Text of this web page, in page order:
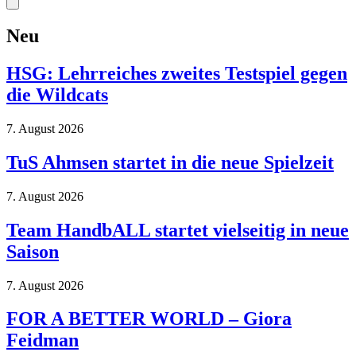
Neu
HSG: Lehrreiches zweites Testspiel gegen
die Wildcats
7. August 2026
TuS Ahmsen startet in die neue Spielzeit
7. August 2026
Team HandbALL startet vielseitig in neue
Saison
7. August 2026
FOR A BETTER WORLD – Giora
Feidman